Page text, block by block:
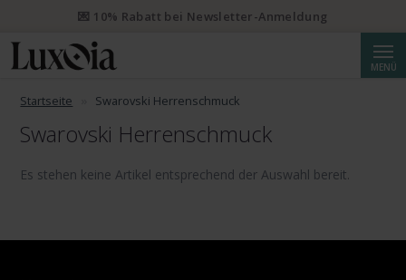
MENÜ
Startseite Swarovski Herrenschmuck
Swarovski Herrenschmuck
Es stehen keine Artikel entsprechend der Auswahl bereit.
💌 10% Rabatt bei Newsletter-Anmeldung